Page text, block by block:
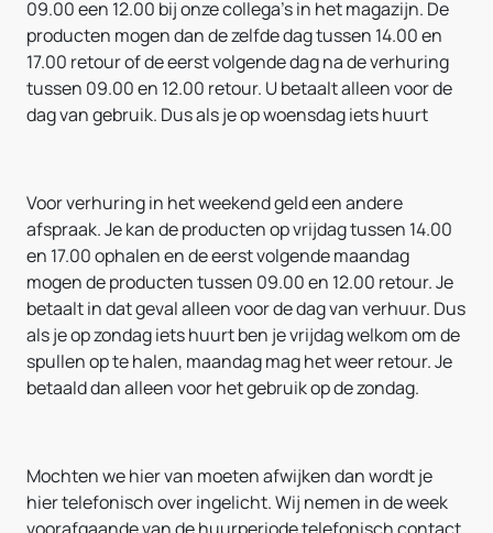
09.00 een 12.00 bij onze collega's in het magazijn. De
producten mogen dan de zelfde dag tussen 14.00 en
17.00 retour of de eerst volgende dag na de verhuring
tussen 09.00 en 12.00 retour. U betaalt alleen voor de
dag van gebruik. Dus als je op woensdag iets huurt
Voor verhuring in het weekend geld een andere
afspraak. Je kan de producten op vrijdag tussen 14.00
en 17.00 ophalen en de eerst volgende maandag
mogen de producten tussen 09.00 en 12.00 retour. Je
betaalt in dat geval alleen voor de dag van verhuur. Dus
als je op zondag iets huurt ben je vrijdag welkom om de
spullen op te halen, maandag mag het weer retour. Je
betaald dan alleen voor het gebruik op de zondag.
Mochten we hier van moeten afwijken dan wordt je
hier telefonisch over ingelicht. Wij nemen in de week